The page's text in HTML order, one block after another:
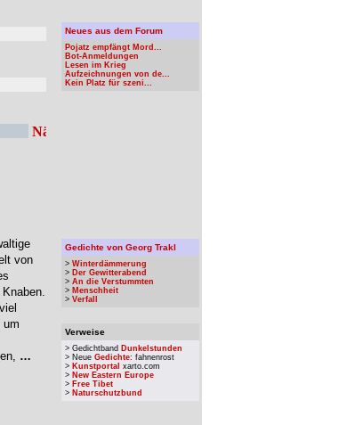
von
um
…
Neues aus dem Forum
Pojatz empfängt Mord...
Bot-Anmeldungen
Lesen im Krieg
Aufzeichnungen von de...
Kein Platz für szeni...
Gedichte von Georg Trakl
> Winterdämmerung
> Der Gewitterabend
> An die Verstummten
> Menschheit
> Verfall
Verweise
> Gedichtband Dunkelstunden
> Neue Gedichte: fahnenrost
> Kunstportal xarto.com
> New Eastern Europe
> Free Tibet
> Naturschutzbund